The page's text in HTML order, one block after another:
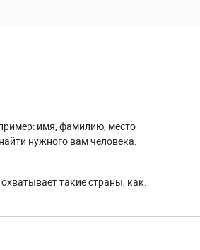
имя, фамилию, место
нужного вам человека.
такие страны, как: